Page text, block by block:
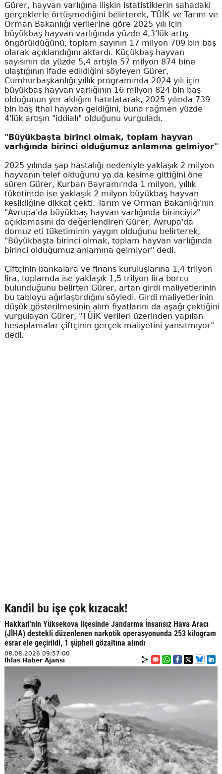
Gürer, hayvan varlığına ilişkin istatistiklerin sahadaki
gerçeklerle örtüşmediğini belirterek, TÜİK ve Tarım ve
Orman Bakanlığı verilerine göre 2025 yılı için
büyükbaş hayvan varlığında yüzde 4,3'lük artış
öngörüldüğünü, toplam sayının 17 milyon 709 bin baş
olarak açıklandığını aktardı. Küçükbaş hayvan
sayısının da yüzde 5,4 artışla 57 milyon 874 bine
ulaştığının ifade edildiğini söyleyen Gürer,
Cumhurbaşkanlığı yıllık programında 2024 yılı için
büyükbaş hayvan varlığının 16 milyon 824 bin baş
olduğunun yer aldığını hatırlatarak, 2025 yılında 739
bin baş ithal hayvan geldiğini, buna rağmen yüzde
4'lük artışın "iddialı" olduğunu vurguladı.
"Büyükbaşta birinci olmak, toplam hayvan
varlığında birinci olduğumuz anlamına gelmiyor"
2025 yılında şap hastalığı nedeniyle yaklaşık 2 milyon
hayvanın telef olduğunu ya da kesime gittiğini öne
süren Gürer, Kurban Bayramı'nda 1 milyon, yıllık
tüketimde ise yaklaşık 2 milyon büyükbaş hayvan
kesildiğine dikkat çekti. Tarım ve Orman Bakanlığı'nın
"Avrupa'da büyükbaş hayvan varlığında birinciyiz"
açıklamasını da değerlendiren Gürer, Avrupa'da
domuz eti tüketiminin yaygın olduğunu belirterek,
"Büyükbaşta birinci olmak, toplam hayvan varlığında
birinci olduğumuz anlamına gelmiyor" dedi.
Çiftçinin bankalara ve finans kuruluşlarına 1,4 trilyon
lira, toplamda ise yaklaşık 1,5 trilyon lira borcu
bulunduğunu belirten Gürer, artan girdi maliyetlerinin
bu tabloyu ağırlaştırdığını söyledi. Girdi maliyetlerinin
düşük gösterilmesinin alım fiyatlarını da aşağı çektiğini
vurgulayan Gürer, "TÜİK verileri üzerinden yapılan
hesaplamalar çiftçinin gerçek maliyetini yansıtmıyor"
dedi.
Kandil bu işe çok kızacak!
Hakkari'nin Yüksekova ilçesinde Jandarma İnsansız Hava Aracı
(JİHA) destekli düzenlenen narkotik operasyonunda 253 kilogram
esrar ele geçirildi, 1 şüpheli gözaltına alındı
08.08.2026 09:57:00
İhlas Haber Ajansı